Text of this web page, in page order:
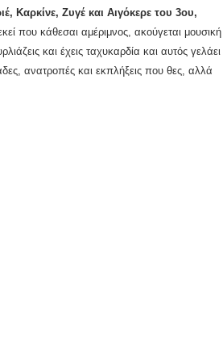
Καρκίνε, Ζυγέ και Αιγόκερε του 3ου,
που κάθεσαι αμέριμνος, ακούγεται μουσική
και έχεις ταχυκαρδία και αυτός γελάει
ανατροπές και εκπλήξεις που θες, αλλά